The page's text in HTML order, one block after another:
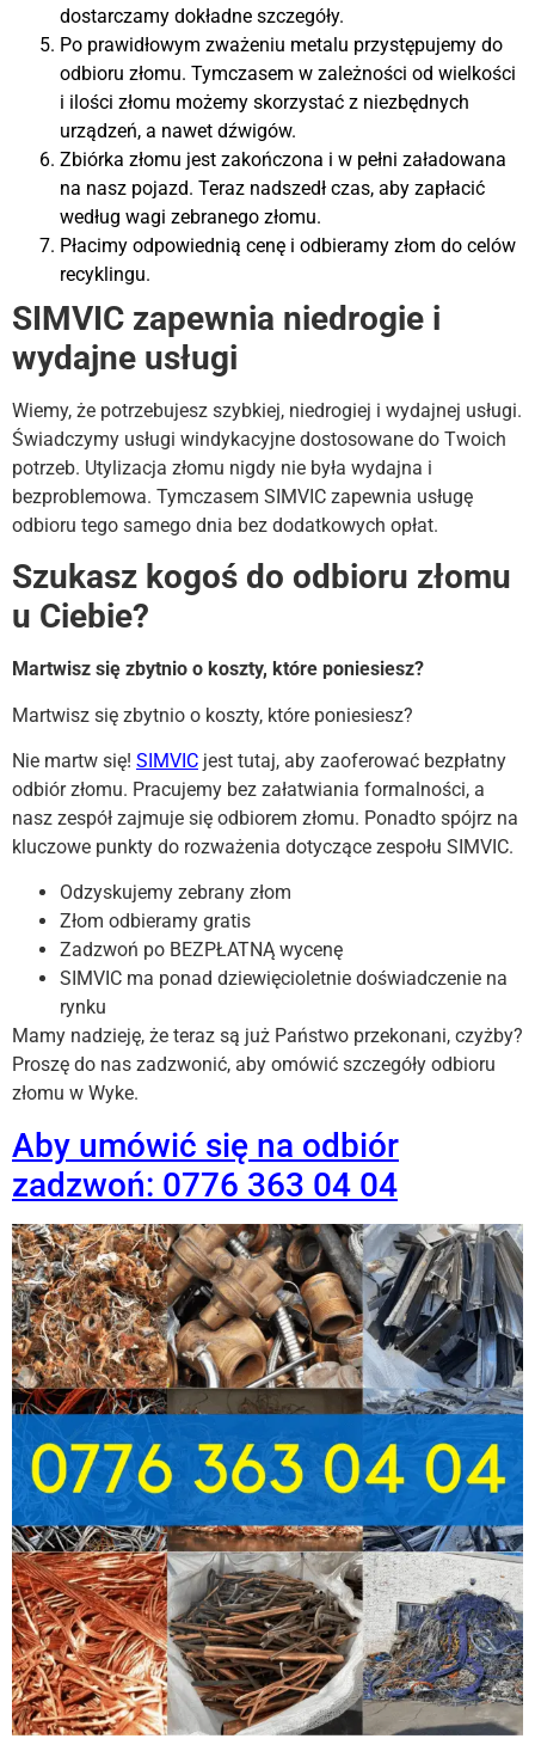
dostarczamy dokładne szczegóły.
Po prawidłowym zważeniu metalu przystępujemy do
odbioru złomu. Tymczasem w zależności od wielkości
i ilości złomu możemy skorzystać z niezbędnych
urządzeń, a nawet dźwigów.
Zbiórka złomu jest zakończona i w pełni załadowana
na nasz pojazd. Teraz nadszedł czas, aby zapłacić
według wagi zebranego złomu.
Płacimy odpowiednią cenę i odbieramy złom do celów
recyklingu.
SIMVIC zapewnia niedrogie i
wydajne usługi
Wiemy, że potrzebujesz szybkiej, niedrogiej i wydajnej usługi.
Świadczymy usługi windykacyjne dostosowane do Twoich
potrzeb. Utylizacja złomu nigdy nie była wydajna i
bezproblemowa. Tymczasem SIMVIC zapewnia usługę
odbioru tego samego dnia bez dodatkowych opłat.
Szukasz kogoś do odbioru złomu
u Ciebie?
Martwisz się zbytnio o koszty, które poniesiesz?
Martwisz się zbytnio o koszty, które poniesiesz?
Nie martw się! SIMVIC jest tutaj, aby zaoferować bezpłatny
odbiór złomu. Pracujemy bez załatwiania formalności, a
nasz zespół zajmuje się odbiorem złomu. Ponadto spójrz na
kluczowe punkty do rozważenia dotyczące zespołu SIMVIC.
Odzyskujemy zebrany złom
Złom odbieramy gratis
Zadzwoń po BEZPŁATNĄ wycenę
SIMVIC ma ponad dziewięcioletnie doświadczenie na
rynku
Mamy nadzieję, że teraz są już Państwo przekonani, czyżby?
Proszę do nas zadzwonić, aby omówić szczegóły odbioru
złomu w Wyke.
Aby umówić się na odbiór
zadzwoń: 0776 363 04 04